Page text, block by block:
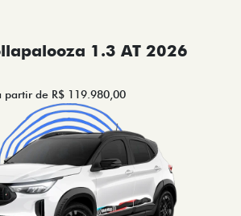
1.3 AT 2026
partir de R$ 119.980,00